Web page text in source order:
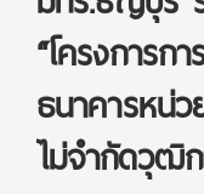
“โครงการก
ธนาคารหน่
ไม่จำกัดวุฒิ